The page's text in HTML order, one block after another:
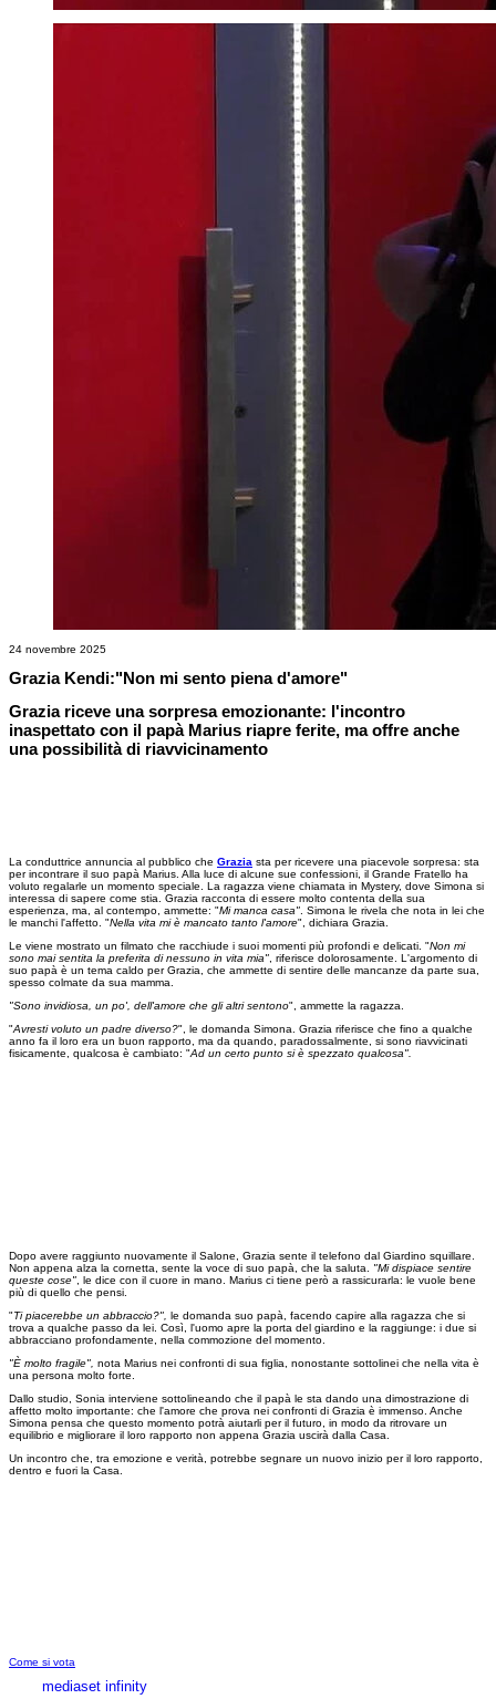
24 novembre 2025
Grazia Kendi:"Non mi sento piena d'amore"
Grazia riceve una sorpresa emozionante: l'incontro
inaspettato con il papà Marius riapre ferite, ma offre anche
una possibilità di riavvicinamento
La conduttrice annuncia al pubblico che Grazia sta per ricevere una piacevole sorpresa: sta
per incontrare il suo papà Marius. Alla luce di alcune sue confessioni, il Grande Fratello ha
voluto regalarle un momento speciale. La ragazza viene chiamata in Mystery, dove Simona si
interessa di sapere come stia. Grazia racconta di essere molto contenta della sua
esperienza, ma, al contempo, ammette: "Mi manca casa". Simona le rivela che nota in lei che
le manchi l'affetto. "Nella vita mi è mancato tanto l'amore", dichiara Grazia.
Le viene mostrato un filmato che racchiude i suoi momenti più profondi e delicati. "Non mi
sono mai sentita la preferita di nessuno in vita mia", riferisce dolorosamente. L'argomento di
suo papà è un tema caldo per Grazia, che ammette di sentire delle mancanze da parte sua,
spesso colmate da sua mamma.
"Sono invidiosa, un po', dell'amore che gli altri sentono", ammette la ragazza.
"Avresti voluto un padre diverso?", le domanda Simona. Grazia riferisce che fino a qualche
anno fa il loro era un buon rapporto, ma da quando, paradossalmente, si sono riavvicinati
fisicamente, qualcosa è cambiato: "Ad un certo punto si è spezzato qualcosa".
Dopo avere raggiunto nuovamente il Salone, Grazia sente il telefono dal Giardino squillare.
Non appena alza la cornetta, sente la voce di suo papà, che la saluta. "Mi dispiace sentire
queste cose", le dice con il cuore in mano. Marius ci tiene però a rassicurarla: le vuole bene
più di quello che pensi.
"Ti piacerebbe un abbraccio?", le domanda suo papà, facendo capire alla ragazza che si
trova a qualche passo da lei. Così, l'uomo apre la porta del giardino e la raggiunge: i due si
abbracciano profondamente, nella commozione del momento.
"È molto fragile", nota Marius nei confronti di sua figlia, nonostante sottolinei che nella vita è
una persona molto forte.
Dallo studio, Sonia interviene sottolineando che il papà le sta dando una dimostrazione di
affetto molto importante: che l'amore che prova nei confronti di Grazia è immenso. Anche
Simona pensa che questo momento potrà aiutarli per il futuro, in modo da ritrovare un
equilibrio e migliorare il loro rapporto non appena Grazia uscirà dalla Casa.
Un incontro che, tra emozione e verità, potrebbe segnare un nuovo inizio per il loro rapporto,
dentro e fuori la Casa.
Come si vota
mediaset infinity